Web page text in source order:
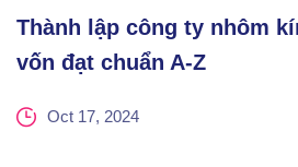
Thành lập công ty nhôm
vốn đạt chuẩn A-Z
Oct 17, 2024